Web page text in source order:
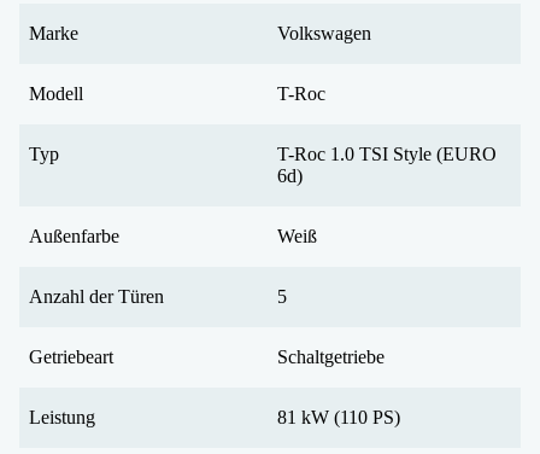
Marke Volkswagen
Modell T-Roc
Typ
T-Roc 1.0 TSI Style (EURO
6d)
Außenfarbe Weiß
Anzahl der Türen 5
Getriebeart Schaltgetriebe
Leistung 81 kW (110 PS)